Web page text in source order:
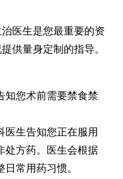
医生是您最重要的资
供量身定制的指导。
知您术前需要禁食禁
医生告知您正在服用
处方药。医生会根据
常用药习惯。